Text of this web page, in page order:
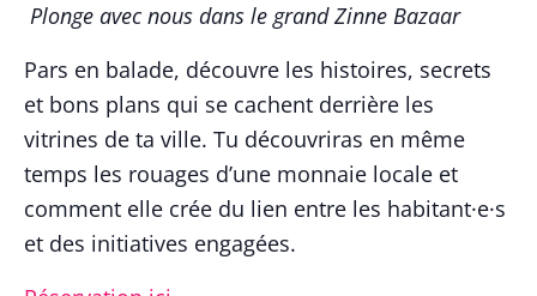
Plonge avec nous dans le grand Zinne Bazaar
Pars en balade, découvre les histoires, secrets
et bons plans qui se cachent derrière les
vitrines de ta ville. Tu découvriras en même
temps les rouages d’une monnaie locale et
comment elle crée du lien entre les habitant·e·s
et des initiatives engagées.